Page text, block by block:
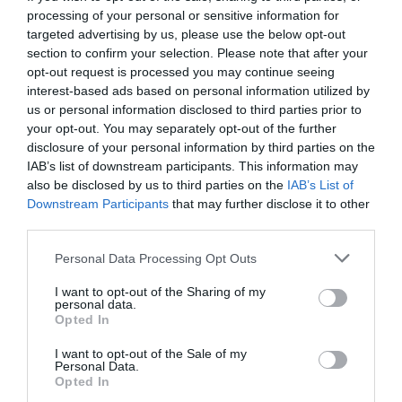
processing of your personal or sensitive information for
targeted advertising by us, please use the below opt-out
section to confirm your selection. Please note that after your
opt-out request is processed you may continue seeing
interest-based ads based on personal information utilized by
us or personal information disclosed to third parties prior to
your opt-out. You may separately opt-out of the further
disclosure of your personal information by third parties on the
IAB’s list of downstream participants. This information may
also be disclosed by us to third parties on the IAB’s List of
Downstream Participants that may further disclose it to other
Personal Data Processing Opt Outs
I want to opt-out of the Sharing of my
personal data.
Opted In
I want to opt-out of the Sale of my
Personal Data.
Opted In
réceptionnée par la politique. Dans une saison
complexe des économies européennes mesurées à
la crise internationale, il faut multiplier les efforts pour
promouvoir une politique de l’inclusion, devant
considérer en premier lieu les sujets sociaux les plus
faibles: femmes, jeunes, nouveaux italiens et
immigrés. A tel égard, les condamnations de toute
forme de racisme ne suffisent pas; il faut un effort
Et Gianfranco Fini de conclure: «L’objectif doit être
l’affirmation d’une nouvelle citoyenneté plus mûre et
consciente des droits et devoirs naissant de
l’appartenance à la communauté nationale».
Jacob De Mel